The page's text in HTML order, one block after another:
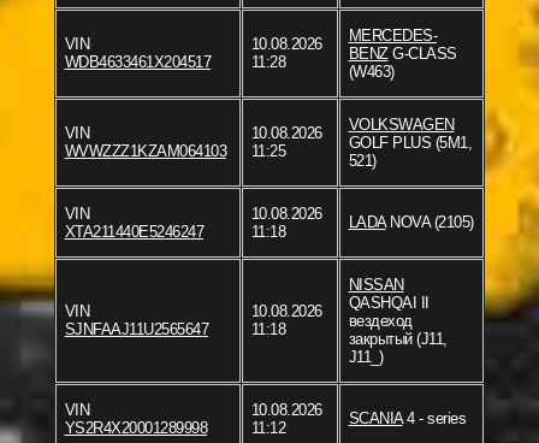
VIN
WDB4633461X204517
10.08.2026
11:28
MERCEDES-
BENZG-CLASS
(W463)
VIN
WVWZZZ1KZAM064103
10.08.2026
11:25
VOLKSWAGEN
GOLF PLUS (5M1,
521)
VIN
XTA211440E5246247
10.08.2026
11:18
LADANOVA (2105)
VIN
SJNFAAJ11U2565647
10.08.2026
11:18
NISSAN
QASHQAI II
вездеход
закрытый (J11,
J11_)
VIN
YS2R4X20001289998
10.08.2026
11:12
SCANIA4 - series